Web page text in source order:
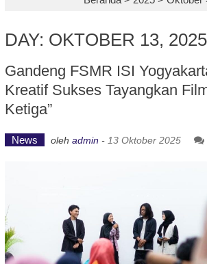
DAY: OKTOBER 13, 2025
Gandeng FSMR ISI
Kreatif Sukses Tayangkan
Ketiga”
News oleh admin - 13 Oktober 2025